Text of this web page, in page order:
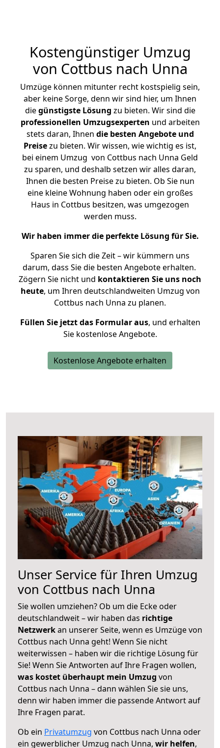
Kostengünstiger Umzug
von Cottbus nach Unna
Umzüge können mitunter recht kostspielig sein,
aber keine Sorge, denn wir sind hier, um Ihnen
diegünstigste Lösung zu bieten. Wir sind die
professionellen Umzugsexperten und arbeiten
stets daran, Ihnen die besten Angebote und
Preisezu bieten. Wir wissen, wie wichtig es ist,
bei einem Umzug von Cottbus nach Unna Geld
zu sparen, und deshalb setzen wir alles daran,
Ihnen die besten Preise zu bieten. Ob Sie nun
eine kleine Wohnung haben oder ein großes
Haus in Cottbus besitzen, was umgezogen
werden muss.
Wir haben immer die perfekte Lösung für Sie.
Sparen Sie sich die Zeit – wir kümmern uns
darum, dass Sie die besten Angebote erhalten.
Zögern Sie nicht und kontaktieren Sie uns noch
heute, um Ihren deutschlandweiten Umzug von
Cottbus nach Unna zu planen.
Füllen Sie jetzt das Formular aus, und erhalten
Sie kostenlose Angebote.
Kostenlose Angebote erhalten
Unser Service für Ihren Umzug
von Cottbus nach Unna
Sie wollen umziehen? Ob um die Ecke oder
deutschlandweit – wir haben das richtige
Netzwerkan unserer Seite, wenn es Umzüge von
Cottbus nach Unna geht! Wenn Sie nicht
weiterwissen – haben wir die richtige Lösung für
Sie! Wenn Sie Antworten auf Ihre Fragen wollen,
was kostet überhaupt mein Umzug von
Cottbus nach Unna – dann wählen Sie sie uns,
denn wir haben immer die passende Antwort auf
Ihre Fragen parat.
Ob ein Privatumzug von Cottbus nach Unna oder
ein gewerblicher Umzug nach Unna, wir helfen,